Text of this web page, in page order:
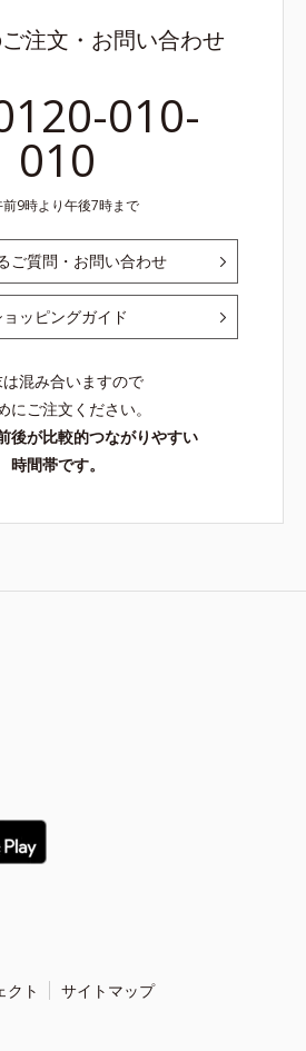
注文・お問い合わせ
010-
010
前9時より午後7時まで
ご質問・お問い合わせ
ョッピングガイド
は混み合いますので
にご注文ください。
後が比較的つながりやすい
時間帯です。
クト サイトマップ